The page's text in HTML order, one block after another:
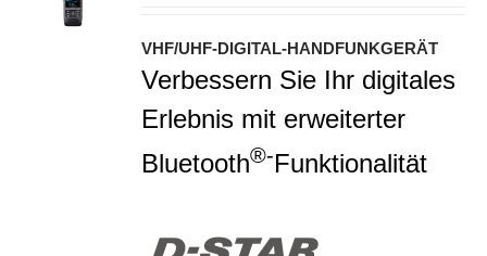
VHF/UHF-DIGITAL-HANDFUNKGERÄT
Verbessern Sie Ihr digitales
Erlebnis mit erweiterter
Bluetooth®-Funktionalität